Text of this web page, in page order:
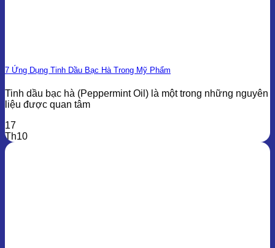
7 Ứng Dụng Tinh Dầu Bạc Hà Trong Mỹ Phẩm
Tinh dầu bạc hà (Peppermint Oil) là một trong những nguyên
liệu được quan tâm
17
Th10